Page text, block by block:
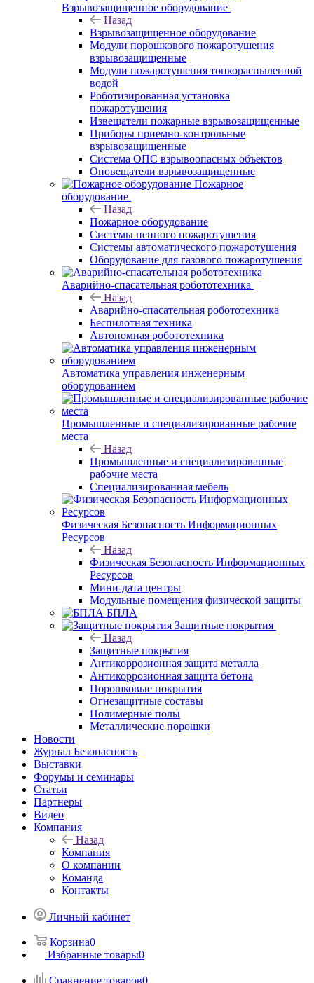
Взрывозащищенное оборудование
Назад
Взрывозащищенное оборудование
Модули порошкового пожаротушения
взрывозащищенные
Модули пожаротушения тонкораспыленной
водой
Роботизированная установка
пожаротушения
Извещатели пожарные взрывозащищенные
Приборы приемно-контрольные
взрывозащищенные
Система ОПС взрывоопасных объектов
Оповещатели взрывозащищенные
Пожарное
оборудование
Назад
Пожарное оборудование
Системы пенного пожаротушения
Системы автоматического пожаротушения
Оборудование для газового пожаротушения
Аварийно-спасательная робототехника
Назад
Аварийно-спасательная робототехника
Беспилотная техника
Автономная робототехника
Автоматика управления инженерным
оборудованием
Промышленные и специализированные рабочие
места
Назад
Промышленные и специализированные
рабочие места
Специализированная мебель
Физическая Безопасность Информационных
Ресурсов
Назад
Физическая Безопасность Информационных
Ресурсов
Мини-дата центры
Модульные помещения физической защиты
БПЛА
Защитные покрытия
Назад
Защитные покрытия
Антикоррозионная защита металла
Антикоррозионная защита бетона
Порошковые покрытия
Огнезащитные составы
Полимерные полы
Металлические порошки
Новости
Журнал Безопасность
Выставки
Форумы и семинары
Статьи
Партнеры
Видео
Компания
Назад
Компания
О компании
Команда
Контакты
Личный кабинет
Корзина0
Избранные товары0
Сравнение товаров0